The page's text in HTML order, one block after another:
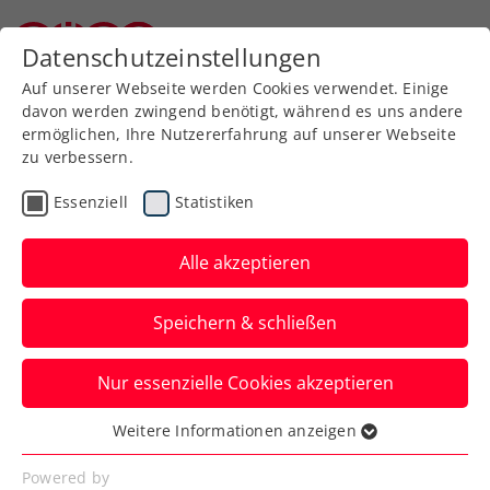
Zurück zur Newsübersicht
Turniere
LAYJET-OPEN: Novak
verpasst unglücklich
seinen größten
Karriereerfolg
Das ÖTV-Ass unterliegt beim ATP-
Challenger in Bad Waltersdorf nach klarer
Führung im Finale.
Datenschutzeinstellungen
Auf unserer Webseite werden Cookies verwendet. Einige
davon werden zwingend benötigt, während es uns andere
ermöglichen, Ihre Nutzererfahrung auf unserer Webseite
zu verbessern.
Essenziell Statistiken
Alle akzeptieren
Speichern & schließen
Nur essenzielle Cookies akzeptieren
Essenziell
Essenzielle Cookies werden für grundlegende
Weitere Informationen anzeigen
Powered by